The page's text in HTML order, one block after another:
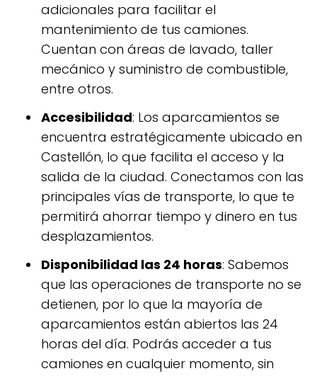
adicionales para facilitar el
mantenimiento de tus camiones.
Cuentan con áreas de lavado, taller
mecánico y suministro de combustible,
entre otros.
Accesibilidad: Los aparcamientos se
encuentra estratégicamente ubicado en
Castellón, lo que facilita el acceso y la
salida de la ciudad. Conectamos con las
principales vías de transporte, lo que te
permitirá ahorrar tiempo y dinero en tus
desplazamientos.
Disponibilidad las 24 horas: Sabemos
que las operaciones de transporte no se
detienen, por lo que la mayoría de
aparcamientos están abiertos las 24
horas del día. Podrás acceder a tus
camiones en cualquier momento, sin